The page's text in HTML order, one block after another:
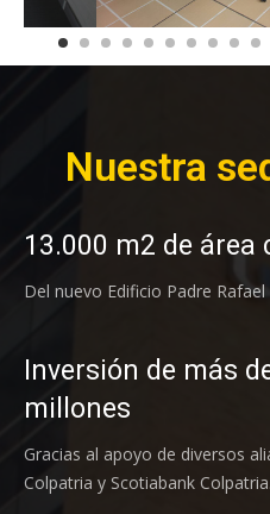
Nuestra
13.000 m2 de área
Del nuevo Edificio Padre
Inversión de más
millones
Gracias al apoyo de diversos
Colpatria y Scotiabank Colpatria.